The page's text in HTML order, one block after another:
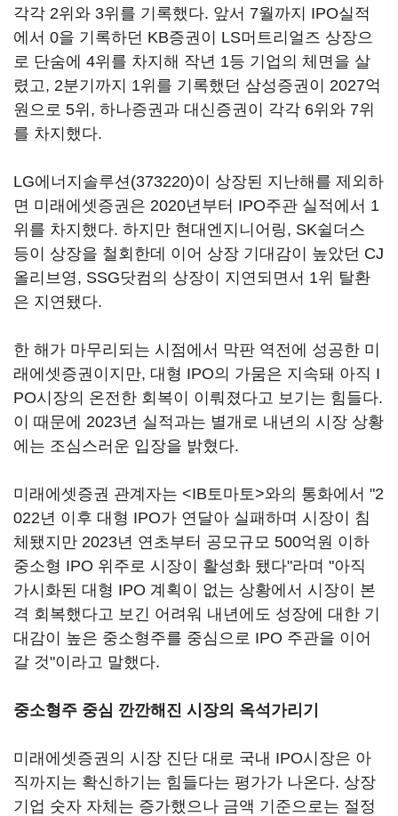
각각 2위와 3위를 기록했다. 앞서 7월까지 IPO실적
에서 0을 기록하던 KB증권이 LS머트리얼즈 상장으
로 단숨에 4위를 차지해 작년 1등 기업의 체면을 살
렸고, 2분기까지 1위를 기록했던 삼성증권이 2027억
원으로 5위, 하나증권과 대신증권이 각각 6위와 7위
를 차지했다.
LG에너지솔루션(373220)이 상장된 지난해를 제외하
면 미래에셋증권은 2020년부터 IPO주관 실적에서 1
위를 차지했다. 하지만 현대엔지니어링, SK쉴더스
등이 상장을 철회한데 이어 상장 기대감이 높았던 CJ
올리브영, SSG닷컴의 상장이 지연되면서 1위 탈환
은 지연됐다.
한 해가 마무리되는 시점에서 막판 역전에 성공한 미
래에셋증권이지만, 대형 IPO의 가뭄은 지속돼 아직 I
PO시장의 온전한 회복이 이뤄졌다고 보기는 힘들다.
이 때문에 2023년 실적과는 별개로 내년의 시장 상황
에는 조심스러운 입장을 밝혔다.
미래에셋증권 관계자는 <IB토마토>와의 통화에서 "2
022년 이후 대형 IPO가 연달아 실패하며 시장이 침
체됐지만 2023년 연초부터 공모규모 500억원 이하
중소형 IPO 위주로 시장이 활성화 됐다"라며 "아직
가시화된 대형 IPO 계획이 없는 상황에서 시장이 본
격 회복했다고 보긴 어려워 내년에도 성장에 대한 기
대감이 높은 중소형주를 중심으로 IPO 주관을 이어
갈 것"이라고 말했다.
중소형주 중심 깐깐해진 시장의 옥석가리기
미래에셋증권의 시장 진단 대로 국내 IPO시장은 아
직까지는 확신하기는 힘들다는 평가가 나온다. 상장
기업 숫자 자체는 증가했으나 금액 기준으로는 절정